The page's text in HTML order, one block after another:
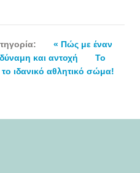
« Πώς με έναν
και αντοχή
Το
ιδανικό αθλητικό σώμα!